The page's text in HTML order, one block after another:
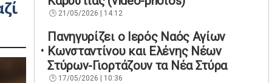
21/05/2026 | 14:12
Πανηγυρίζει ο Ιερός Ναός Αγίων
Κωνσταντίνου και Ελένης Νέων
Στύρων-Γιορτάζουν τα Νέα Στύρα
17/05/2026 | 10:36